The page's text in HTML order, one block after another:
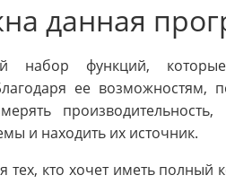
данная
набор функций,
ее возможностям,
производительность,
и находить их источник.
кто хочет иметь полный